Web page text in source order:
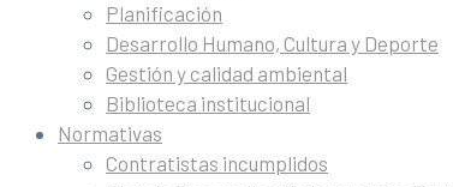
Planificación
Desarrollo Humano, Cultura y Deporte
Gestión y calidad ambiental
Biblioteca institucional
Normativas
Contratistas incumplidos